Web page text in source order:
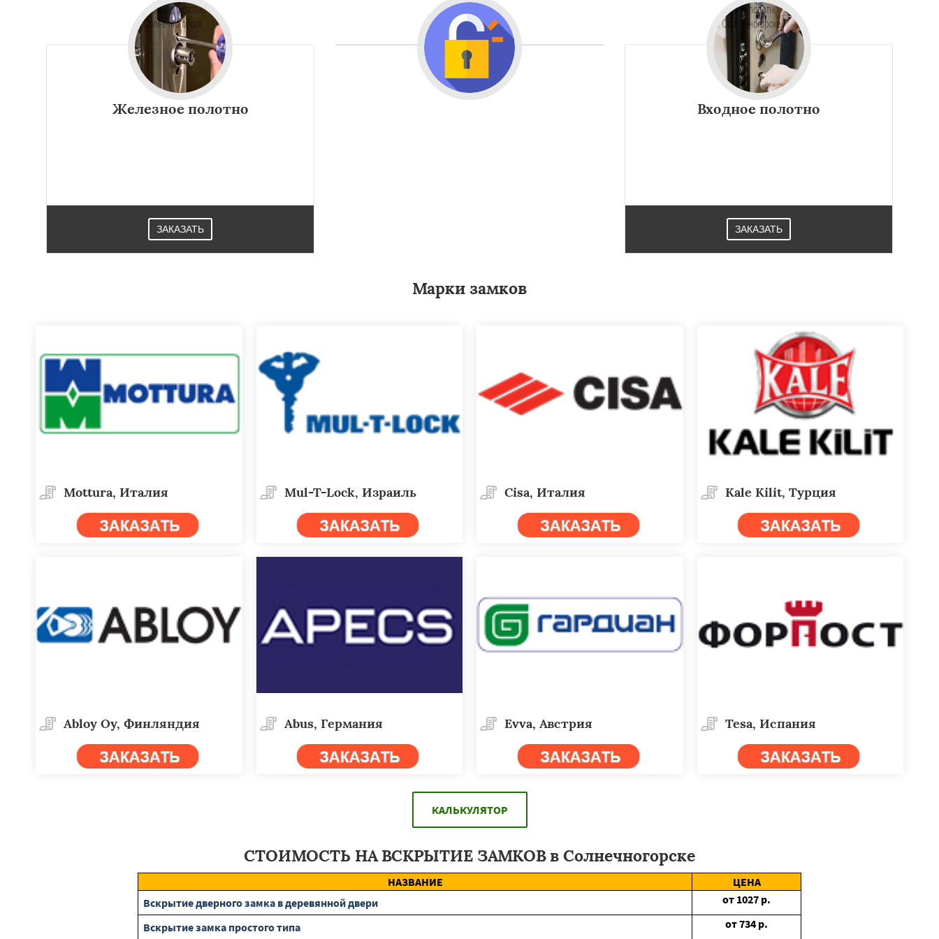
Железное полотно
ЗАКАЗАТЬ
Входное полотно
ЗАКАЗАТЬ
Марки замков
Mottura, Италия Mul-T-Lock, Израиль Cisa, Италия Kale Kilit, Турция
Abloy Oy, Финляндия Abus, Германия Evva, Австрия Tesa, Испания
КАЛЬКУЛЯТОР
СТОИМОСТЬ НА ВСКРЫТИЕ ЗАМКОВ в Солнечногорске
НАЗВАНИЕ
ЦЕНА
Вскрытие дверного замка в деревянной двери
от 1027 р.
Вскрытие замка простого типа
от734 р.